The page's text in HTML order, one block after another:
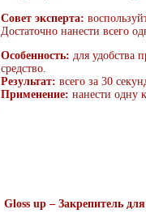
Совет эксперта:
Достаточно нанести всего
Особенность: для удобства
средство.
Результат: всего за 30
Применение: нанести одну
Gloss up – Закрепитель